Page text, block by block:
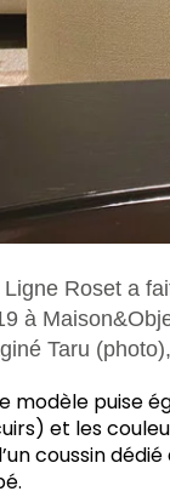
Roset a
à
Taru
modèle puise
et les
coussin